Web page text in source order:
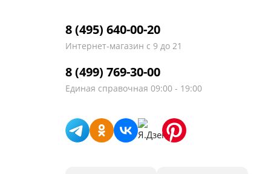
8 (495) 640-00-20
Интернет-магазин с 9 до 21
8 (499) 769-30-00
Единая справочная 09:00 - 19:00